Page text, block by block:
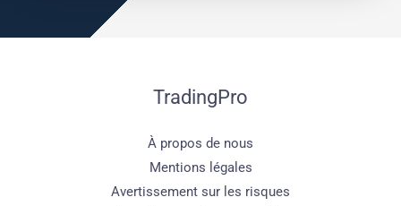
TradingPro
À propos de nous
Mentions légales
Avertissement sur les risques